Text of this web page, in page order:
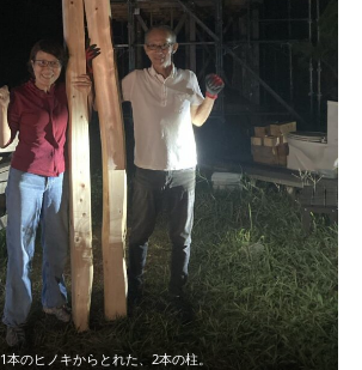
1本のヒノキからとれた、2本の柱。